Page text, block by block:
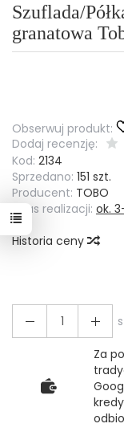
Szuflada/
granatowa
Obserwuj produkt:
Dodaj recenzję:
Kod: 2134
Sprzedano: 151 szt.
Producent: TOBO
Czas realizacji: ok.
Historia ceny
Za